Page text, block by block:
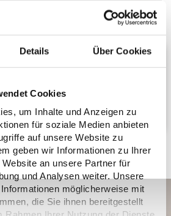
Details Über Cookies
Cookies
um Inhalte und Anzeigen zu
für soziale Medien anbieten
auf unsere Website zu
geben wir Informationen zu Ihrer
an unsere Partner für
und Analysen weiter. Unsere
möglicherweise mit
die Sie ihnen bereitgestellt
Jetzt zurück